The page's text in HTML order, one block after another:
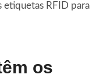
etiquetas RFID para
os